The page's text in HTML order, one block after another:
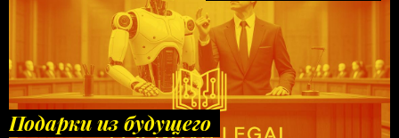
Подарки из будущего